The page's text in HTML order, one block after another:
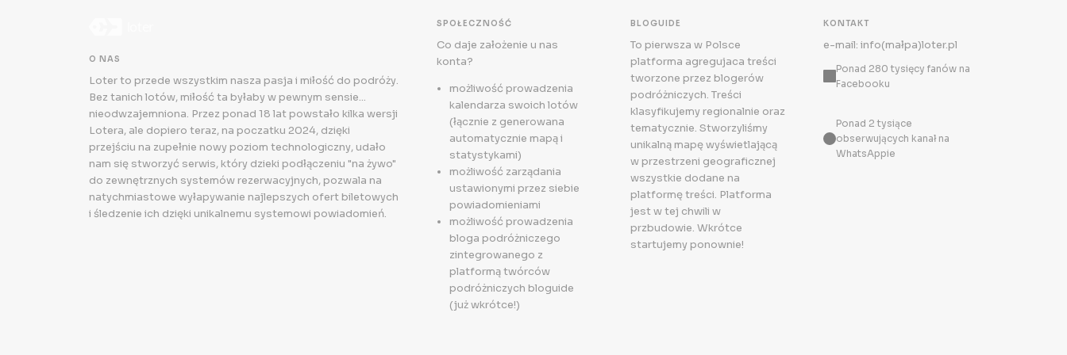
O NAS
Loter to przede wszystkim nasza pasja i miłość do podróży.
Bez tanich lotów, miłość ta byłaby w pewnym sensie...
nieodwzajemniona. Przez ponad 18 lat powstało kilka wersji
Lotera, ale dopiero teraz, na poczatku 2024, dzięki
przejściu na zupełnie nowy poziom technologiczny, udało
nam się stworzyć serwis, który dzieki podłączeniu "na żywo"
do zewnętrznych systemów rezerwacyjnych, pozwala na
natychmiastowe wyłapywanie najlepszych ofert biletowych
i śledzenie ich dzięki unikalnemu systemowi powiadomień.
SPOŁECZNOŚĆ
Co daje założenie u nas
konta?
możliwość prowadzenia
kalendarza swoich lotów
(łącznie z generowana
automatycznie mapą i
statystykami)
możliwość zarządania
ustawionymi przez siebie
powiadomieniami
możliwość prowadzenia
bloga podróżniczego
zintegrowanego z
platformą twórców
podróżniczych bloguide
(już wkrótce!)
BLOGUIDE
To pierwsza w Polsce
platforma agregujaca treści
tworzone przez blogerów
podróżniczych. Treści
klasyfikujemy regionalnie oraz
tematycznie. Stworzyliśmy
unikalną mapę wyświetlającą
w przestrzeni geograficznej
wszystkie dodane na
platformę treści. Platforma
jest w tej chwili w
przbudowie. Wkrótce
startujemy ponownie!
KONTAKT
e-mail: info(małpa)loter.pl
Ponad 280 tysięcy fanów na
Facebooku
Ponad 2 tysiące
obserwujących kanał na
WhatsAppie